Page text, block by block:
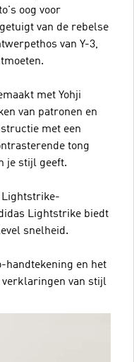
oog voor
van de rebelse
van Y-3,
met Yohji
van patronen en
met een
tong
je stijl geeft.
Lightstrike-
Lightstrike biedt
snelheid.
handtekening en het
verklaringen van stijl